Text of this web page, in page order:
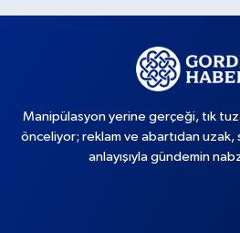
Manipülasyon yerine gerçeği, tık
önceliyor; reklam ve abartıdan
anlayışıyla gündemin